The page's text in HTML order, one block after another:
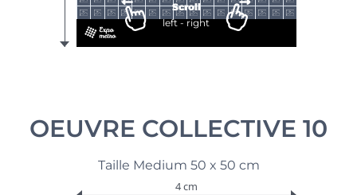
Scroll
left - right
OEUVRE COLLECTIVE 10
Taille Medium 50 x 50 cm
4 cm